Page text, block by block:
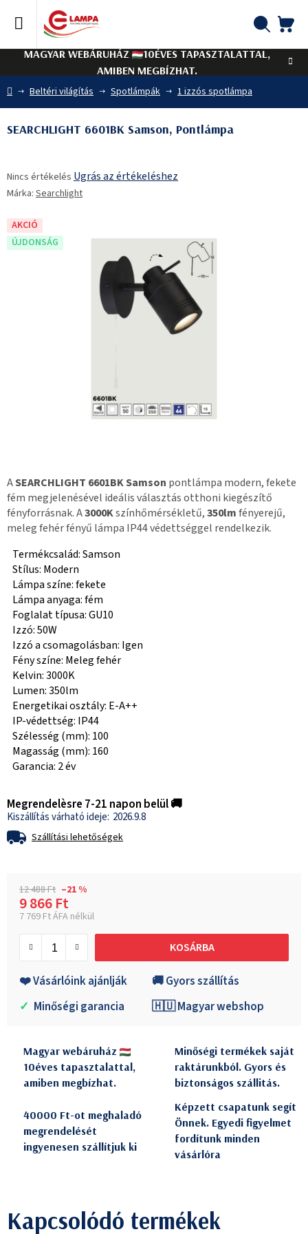
tartalomhoz
MAGYAR WEBÁRUHÁZ
10ÉVES TAPASZTALATTAL,
AMIBEN MEGBÍZHAT.
Kezdőlap
Beltéri világítás Spotlámpák 1 izzós spotlámpa
ASEARCHLIGHT 6601BK Samson pontlámpa modern, fekete
fém megjelenésével ideális választás otthoni kiegészítő
fényforrásnak. A3000Kszínhőmérsékletű,350lmfényerejű,
meleg fehér fényű lámpa IP44 védettséggel rendelkezik.
Termékcsalád: Samson
Stílus: Modern
Lámpa színe: fekete
Lámpa anyaga: fém
Foglalat típusa: GU10
Izzó: 50W
Izzó a csomagolásban: Igen
Fény színe: Meleg fehér
Kelvin: 3000K
Lumen: 350lm
Energetikai osztály: E-A++
IP-védettség: IP44
Szélesség (mm): 100
Magasság (mm): 160
Garancia: 2 év
Megrendelèsre 7-21 napon belül 🚚
2026.9.8
Szállítási lehetőségek
12 488 Ft –21 %
9 866 Ft
7 769 Ft ÁFA nélkül
KOSÁRBA
❤️ Vásárlóink ajánlják
🚚 Gyors szállítás
✓ Minőségi garancia 🇭🇺 Magyar webshop
SEARCHLIGHT 6601BK Samson, Pontlámpa
termék
átlagos
5-
ből
Nincs értékelés Ugrás az értékeléshez
Márka: Searchlight
AKCIÓ
ÚJDONSÁG
Magyar webáruház
10éves tapasztalattal,
amiben megbízhat.
Minőségi termékek saját
raktárunkból. Gyors és
biztonságos szállitás.
40000 Ft-ot meghaladó
megrendelését
ingyenesen szállítjuk ki
Képzett csapatunk segít
Önnek. Egyedi figyelmet
fordítunk minden
vásárlóra
Kapcsolódó termékek